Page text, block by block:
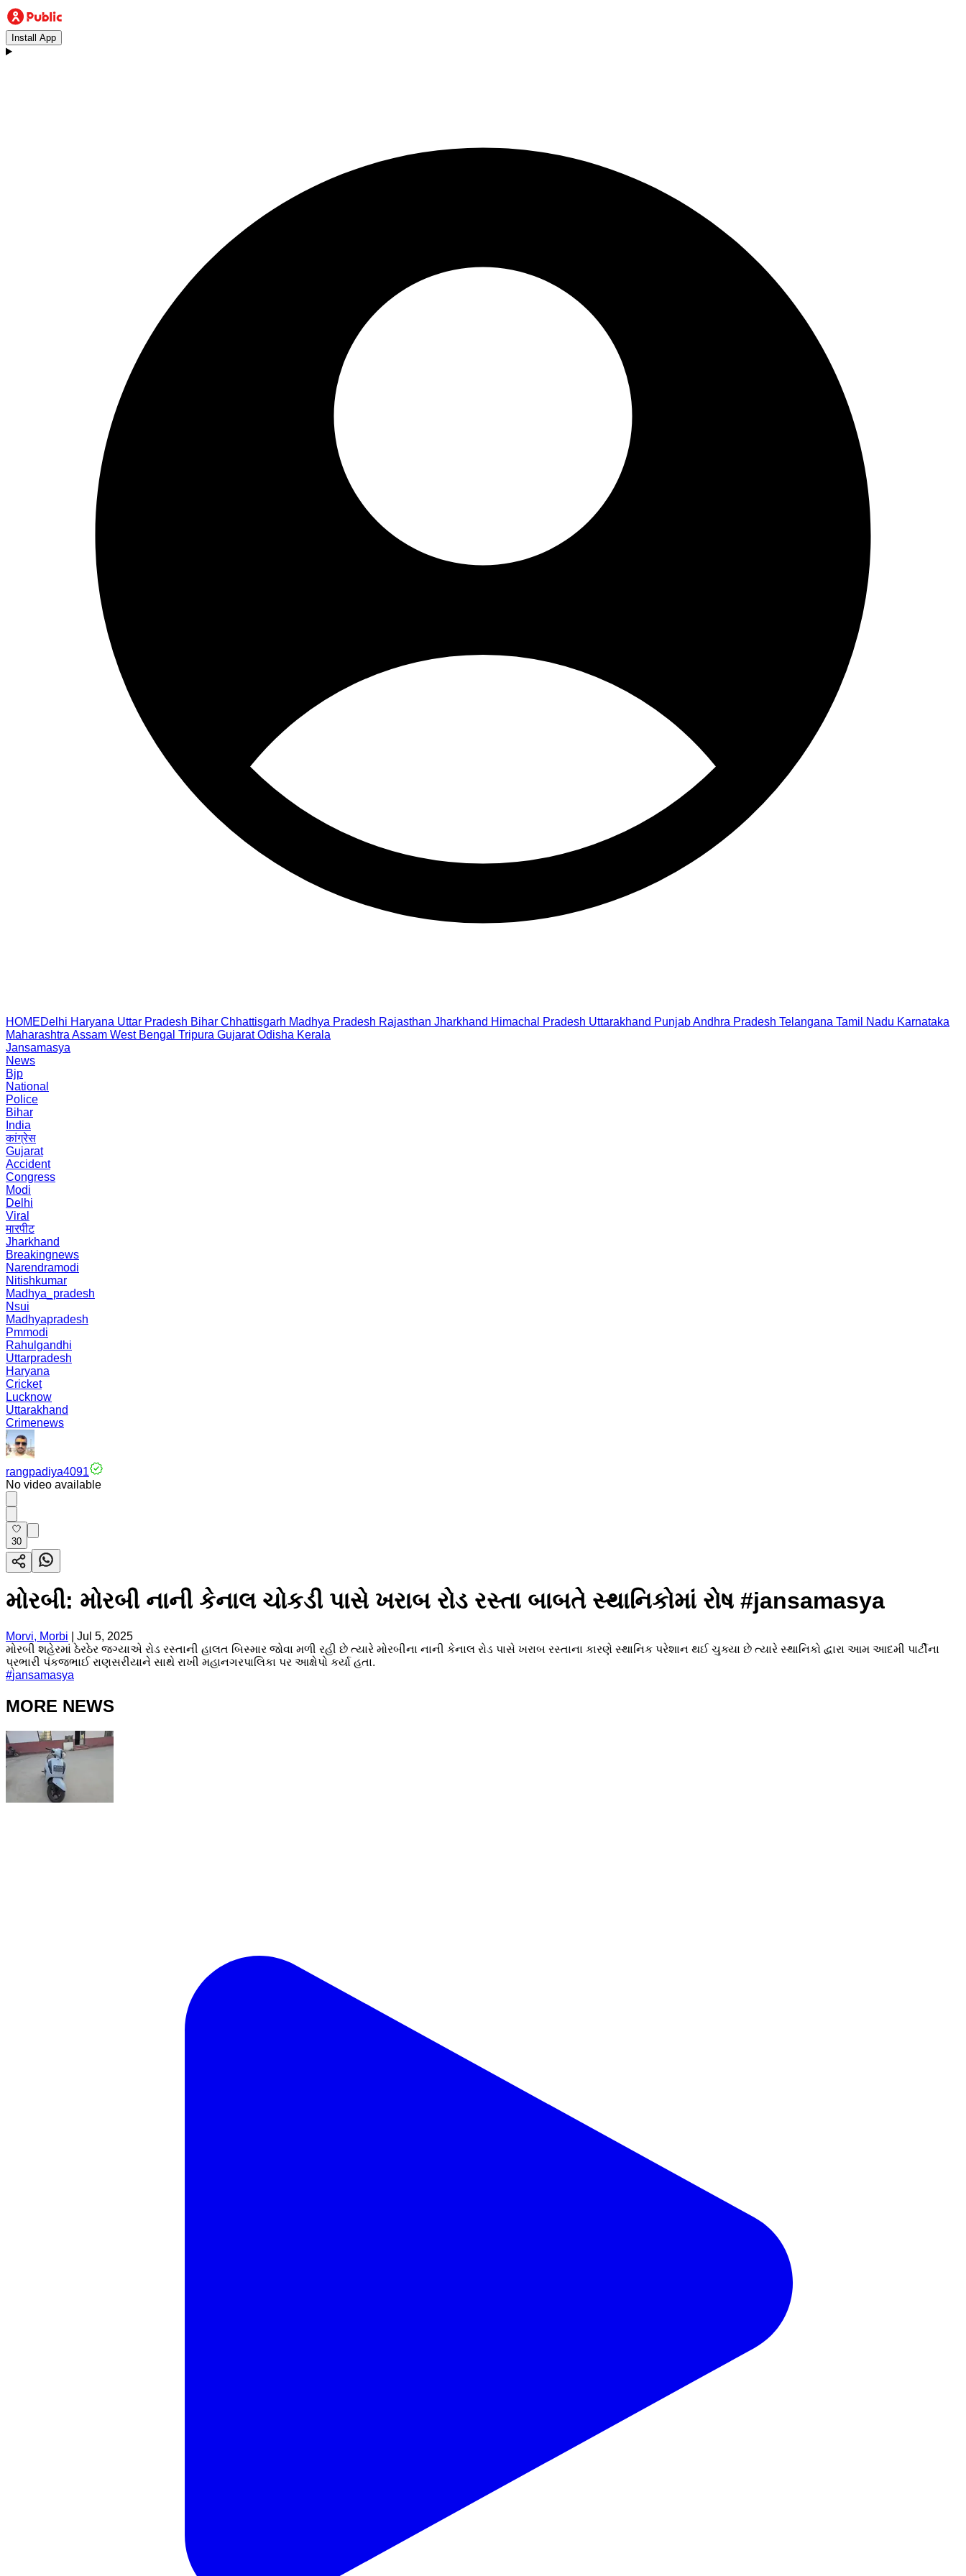
Install App
HOMEDelhi Haryana Uttar Pradesh Bihar Chhattisgarh Madhya Pradesh Rajasthan Jharkhand Himachal Pradesh Uttarakhand PunjabAndhra Pradesh Telangana Tamil Nadu Karnataka
Maharashtra Assam West Bengal Tripura Gujarat Odisha Kerala
Jansamasya
News
Bjp
National
Police
Bihar
India
कांग्रेस
Gujarat
Accident
Congress
Modi
Delhi
Viral
मारपीट
Jharkhand
Breakingnews
Narendramodi
Nitishkumar
Madhya_pradesh
Nsui
Madhyapradesh
Pmmodi
Rahulgandhi
Uttarpradesh
Haryana
Cricket
Lucknow
Uttarakhand
Crimenews
rangpadiya4091
No video available
30
મોરબી: મોરબી નાની કેનાલ ચોકડી પાસે ખરાબ રોડ રસ્તા બાબતે સ્થાનિકોમાં રોષ #jansamasya
Morvi, Morbi
Jul 5, 2025
મોરબી શહેરમાં ઠેરઠેર જગ્યાએ રોડ રસ્તાની હાલત બિસ્માર જોવા મળી રહી છે ત્યારે મોરબીના નાની કેનાલ રોડ પાસે ખરાબ રસ્તાના કારણે સ્થાનિક પરેશાન થઈ ચુક્યા છે ત્યારે સ્થાનિકો દ્વારા આમ આદમી પાર્ટીના
પ્રભારી પંકજભાઈ રાણસરીયાને સાથે રાખી મહાનગરપાલિકા પર આક્ષેપો કર્યા હતા.
#jansamasya
MORE NEWS